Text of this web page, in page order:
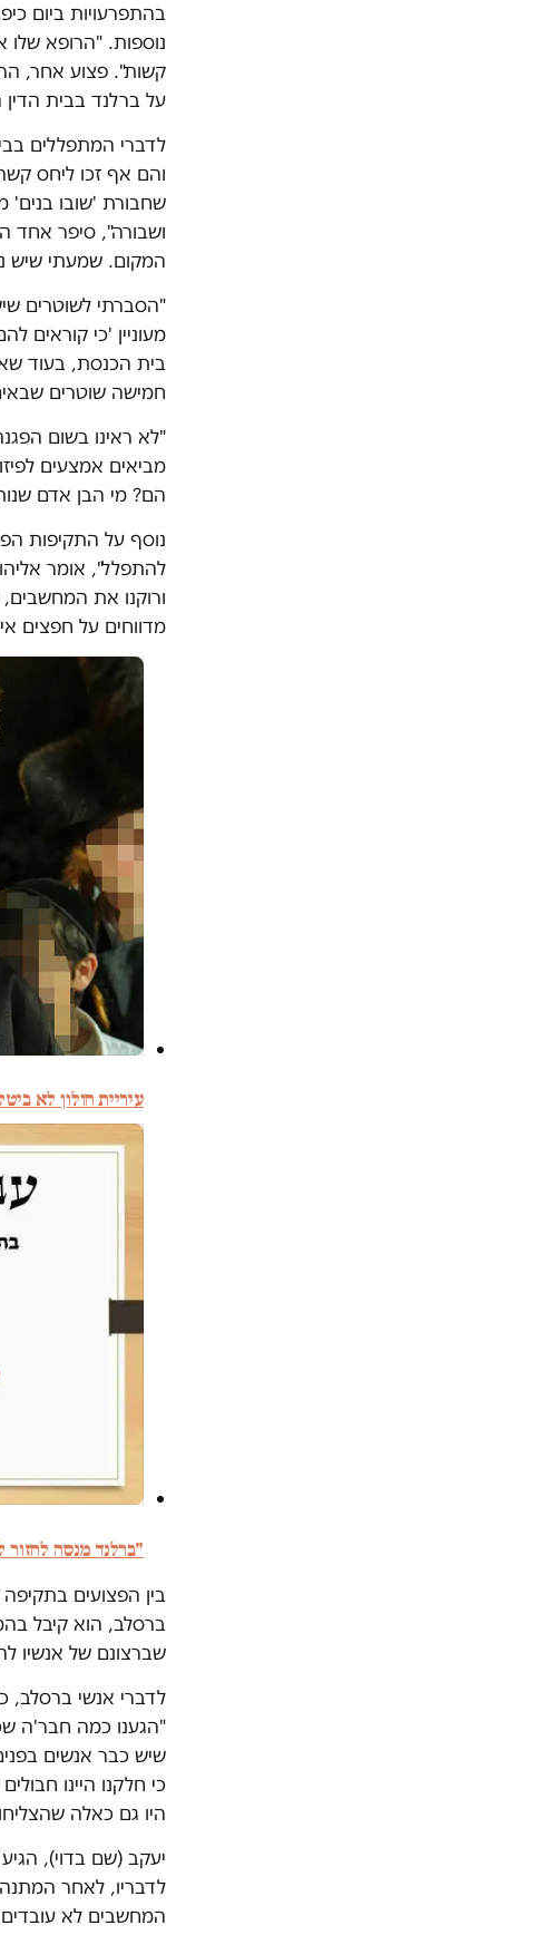
בהתפרעויות ביום
נוספות. "הרופא שלו
קשות". פצוע אחר,
על ברלנד בבית
לדברי המתפללים
והם אף זכו ליחס
שחבורת 'שובו בנים'
ושבורה", סיפר אחד
המקום. שמעתי שיש
"הסברתי לשוטרים
מעוניין 'כי קוראים
בית הכנסת, בעוד
חמישה שוטרים
"לא ראינו בשום
מביאים אמצעים
הם? מי הבן אדם
נוסף על התקיפות
להתפלל", אומר
ורוקנו את
מדווחים על חפצים
עיריית חולון לא
"ברלנד מנסה
בין הפצועים
ברסלב, הוא קיבל
שברצונם של אנשיו
לדברי אנשי ברסלב,
"הגענו כמה חבר'ה
שיש כבר אנשים
כי חלקנו היינו
היו גם כאלה
יעקב (שם בדוי),
לדבריו, לאחר
המחשבים לא